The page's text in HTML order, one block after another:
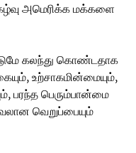
அமெரிக்க மக்களை
கலந்து கொண்டதாக
உற்சாகமின்மையும்,
பரந்த பெரும்பான்மை
வெறுப்பையும்